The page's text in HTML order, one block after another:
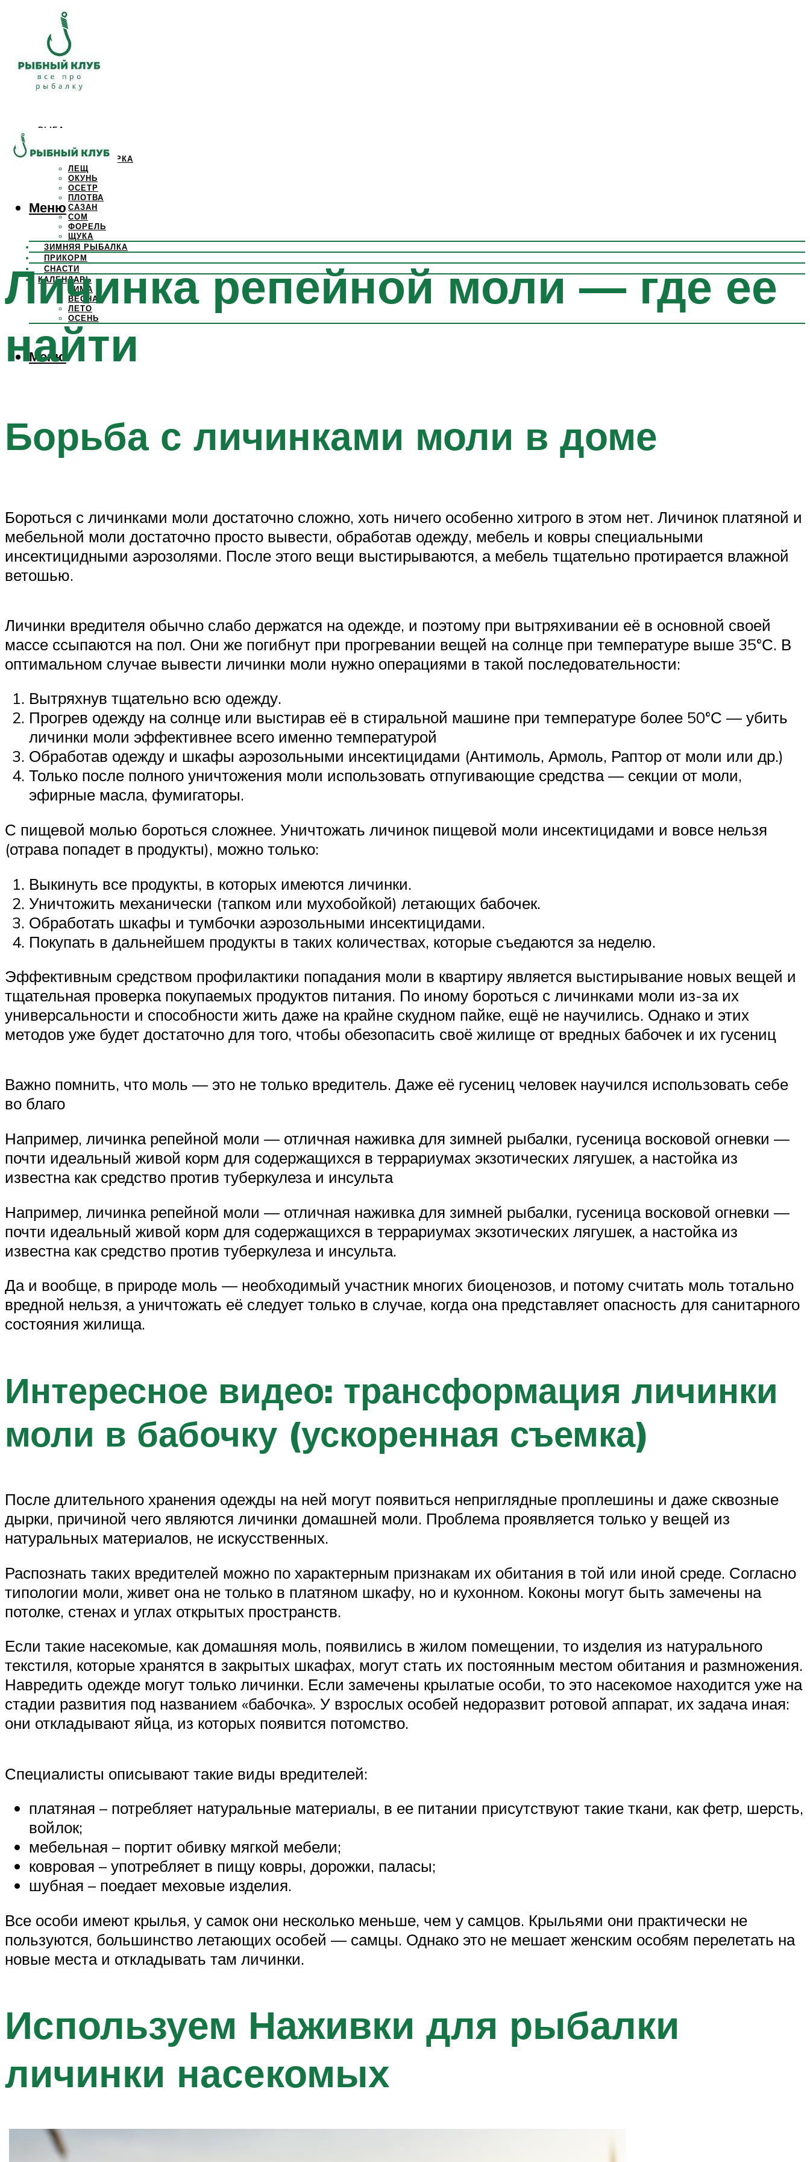
РЫБА
КАРП
КРАСНОПЕРКА
ЛЕЩ
ОКУНЬ
ОСЕТР
ПЛОТВА
САЗАН
СОМ
ФОРЕЛЬ
ЩУКА
ЗИМНЯЯ РЫБАЛКА
ПРИКОРМ
СНАСТИ
КАЛЕНДАРЬ
ЗИМА
ВЕСНА
ЛЕТО
ОСЕНЬ
Меню
Меню
Личинка репейной моли — где ее
найти
Борьба с личинками моли в доме
Бороться с личинками моли достаточно сложно, хоть ничего особенно хитрого в этом нет. Личинок платяной и
мебельной моли достаточно просто вывести, обработав одежду, мебель и ковры специальными
инсектицидными аэрозолями. После этого вещи выстирываются, а мебель тщательно протирается влажной
ветошью.
Личинки вредителя обычно слабо держатся на одежде, и поэтому при вытряхивании её в основной своей
массе ссыпаются на пол. Они же погибнут при прогревании вещей на солнце при температуре выше 35°С. В
оптимальном случае вывести личинки моли нужно операциями в такой последовательности:
Вытряхнув тщательно всю одежду.
Прогрев одежду на солнце или выстирав её в стиральной машине при температуре более 50°С — убить
личинки моли эффективнее всего именно температурой
Обработав одежду и шкафы аэрозольными инсектицидами (Антимоль, Армоль, Раптор от моли или др.)
Только после полного уничтожения моли использовать отпугивающие средства — секции от моли,
эфирные масла, фумигаторы.
С пищевой молью бороться сложнее. Уничтожать личинок пищевой моли инсектицидами и вовсе нельзя
(отрава попадет в продукты), можно только:
Выкинуть все продукты, в которых имеются личинки.
Уничтожить механически (тапком или мухобойкой) летающих бабочек.
Обработать шкафы и тумбочки аэрозольными инсектицидами.
Покупать в дальнейшем продукты в таких количествах, которые съедаются за неделю.
Эффективным средством профилактики попадания моли в квартиру является выстирывание новых вещей и
тщательная проверка покупаемых продуктов питания. По иному бороться с личинками моли из-за их
универсальности и способности жить даже на крайне скудном пайке, ещё не научились. Однако и этих
методов уже будет достаточно для того, чтобы обезопасить своё жилище от вредных бабочек и их гусениц
Важно помнить, что моль — это не только вредитель. Даже её гусениц человек научился использовать себе
во благо
Например, личинка репейной моли — отличная наживка для зимней рыбалки, гусеница восковой огневки —
почти идеальный живой корм для содержащихся в террариумах экзотических лягушек, а настойка из
известна как средство против туберкулеза и инсульта
Например, личинка репейной моли — отличная наживка для зимней рыбалки, гусеница восковой огневки —
почти идеальный живой корм для содержащихся в террариумах экзотических лягушек, а настойка из
известна как средство против туберкулеза и инсульта.
Да и вообще, в природе моль — необходимый участник многих биоценозов, и потому считать моль тотально
вредной нельзя, а уничтожать её следует только в случае, когда она представляет опасность для санитарного
состояния жилища.
Интересное видео: трансформация личинки
моли в бабочку (ускоренная съемка)
После длительного хранения одежды на ней могут появиться неприглядные проплешины и даже сквозные
дырки, причиной чего являются личинки домашней моли. Проблема проявляется только у вещей из
натуральных материалов, не искусственных.
Распознать таких вредителей можно по характерным признакам их обитания в той или иной среде. Согласно
типологии моли, живет она не только в платяном шкафу, но и кухонном. Коконы могут быть замечены на
потолке, стенах и углах открытых пространств.
Если такие насекомые, как домашняя моль, появились в жилом помещении, то изделия из натурального
текстиля, которые хранятся в закрытых шкафах, могут стать их постоянным местом обитания и размножения.
Навредить одежде могут только личинки. Если замечены крылатые особи, то это насекомое находится уже на
стадии развития под названием «бабочка». У взрослых особей недоразвит ротовой аппарат, их задача иная:
они откладывают яйца, из которых появится потомство.
Специалисты описывают такие виды вредителей:
платяная – потребляет натуральные материалы, в ее питании присутствуют такие ткани, как фетр, шерсть,
войлок;
мебельная – портит обивку мягкой мебели;
ковровая – употребляет в пищу ковры, дорожки, паласы;
шубная – поедает меховые изделия.
Все особи имеют крылья, у самок они несколько меньше, чем у самцов. Крыльями они практически не
пользуются, большинство летающих особей — самцы. Однако это не мешает женским особям перелетать на
новые места и откладывать там личинки.
Используем Наживки для рыбалки
личинки насекомых